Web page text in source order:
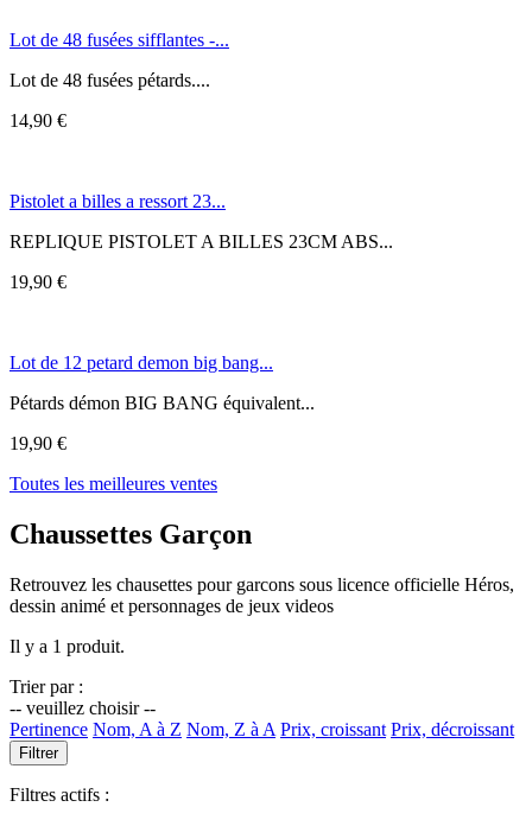
Lot de 48 fusées sifflantes -...
Lot de 48 fusées pétards....
14,90 €
Pistolet a billes a ressort 23...
REPLIQUE PISTOLET A BILLES 23CM ABS...
19,90 €
Lot de 12 petard demon big bang...
Pétards démon BIG BANG équivalent...
19,90 €
Toutes les meilleures ventes
Chaussettes Garçon
Retrouvez les chausettes pour garcons sous licence officielle Héros,
dessin animé et personnages de jeux videos
Il y a 1 produit.
Trier par :
-- veuillez choisir --
Pertinence Nom, A à Z Nom, Z à A Prix, croissant Prix, décroissant
Filtrer
Filtres actifs :